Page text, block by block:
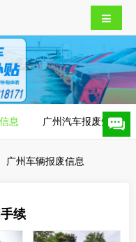
息 广州汽车报废知识
广州车辆报废信息
续